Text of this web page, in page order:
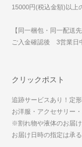
15000円(税込金額)以上
【同一梱包・同一配送
ご入金確認後 3営業日
クリックポスト
追跡サービスあり！定
お洋服・アクセサリー
※割れ物や液体のお届
お届け日時の指定は承